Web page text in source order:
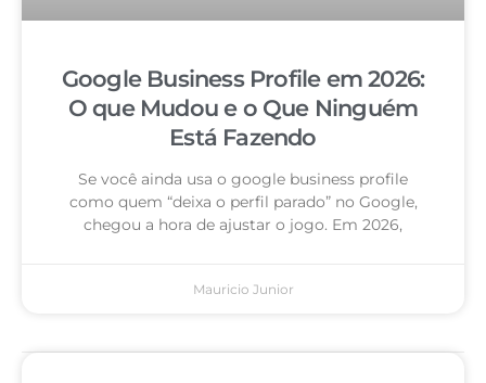
Google Business Profile em 2026:
O que Mudou e o Que Ninguém
Está Fazendo
Se você ainda usa o google business profile
como quem “deixa o perfil parado” no Google,
chegou a hora de ajustar o jogo. Em 2026,
Mauricio Junior